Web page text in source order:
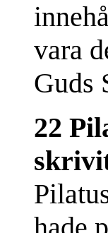
vara
Guds
22